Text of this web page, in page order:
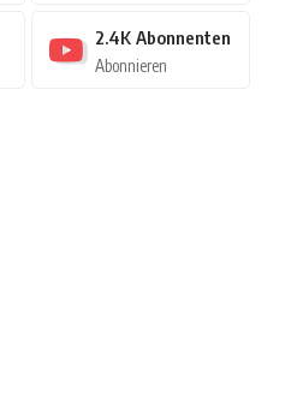
2.4K Abonnenten
Abonnieren